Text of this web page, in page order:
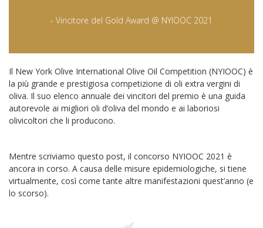
- Vincitore del Gold Award @ NYIOOC 2021
Il New York Olive International Olive Oil Competition (NYIOOC) è
la più grande e prestigiosa competizione di oli extra vergini di
oliva. Il suo elenco annuale dei vincitori del premio è una guida
autorevole ai migliori oli d’oliva del mondo e ai laboriosi
olivicoltori che li producono.
Mentre scriviamo questo post, il concorso NYIOOC 2021 è
ancora in corso. A causa delle misure epidemiologiche, si tiene
virtualmente, così come tante altre manifestazioni quest’anno (e
lo scorso).